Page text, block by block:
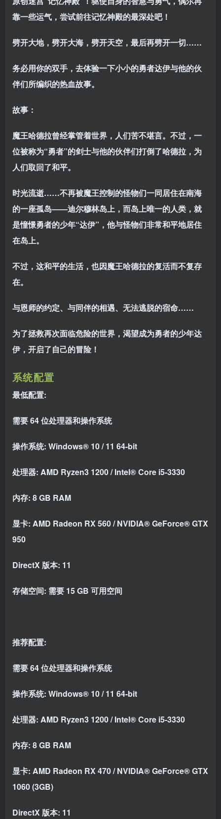
靠一些运气，尝试前往记忆神殿的最深处吧！
劈开大地，劈开大海，劈开天空，最后再劈开一切……
务必用你的双手，去体验一下小小的勇者达伊与他的伙
伴们所编织的热血故事。
故事：
魔王哈德拉曾经掌管着世界，人们苦不堪言。不过，一
位被称为“勇者”的剑士与他的伙伴们打倒了哈德拉，为
人们取回了和平。
时光流逝……不再被魔王控制的怪物们一同居住在南海
的一座孤岛——迪尔穆林岛上，而岛上唯一的人类，就
是憧憬勇者的少年“达伊”，他与怪物们非常和平地居住
在岛上。
不过，这和平的生活，也因魔王哈德拉的复活而不复存
在。
与恩师的约定、与同伴的相遇、无法逃脱的宿命……
为了拯救再次面临危险的世界，渴望成为勇者的少年达
伊，开启了自己的冒险！
系统配置
最低配置:
需要 64 位处理器和操作系统
操作系统: Windows® 10 / 11 64-bit
处理器: AMD Ryzen3 1200 / Intel® Core i5-3330
内存: 8 GB RAM
显卡: AMD Radeon RX 560 / NVIDIA® GeForce® GTX
950
DirectX 版本: 11
存储空间: 需要 15 GB 可用空间
推荐配置:
需要 64 位处理器和操作系统
操作系统: Windows® 10 / 11 64-bit
处理器: AMD Ryzen3 1200 / Intel® Core i5-3330
内存: 8 GB RAM
显卡: AMD Radeon RX 470 / NVIDIA® GeForce® GTX
1060 (3GB)
DirectX 版本: 11